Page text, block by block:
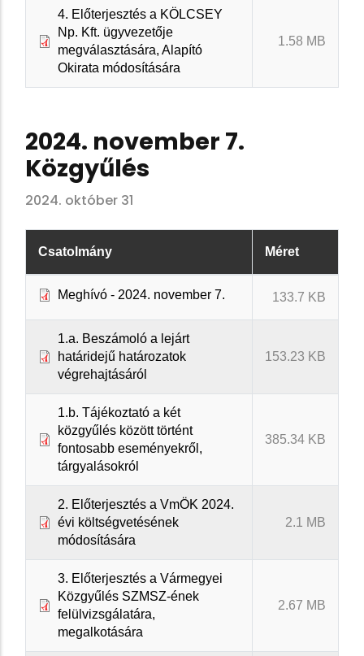
4. Előterjesztés a KÖLCSEY
Np. Kft. ügyvezetője
megválasztására, Alapító
Okirata módosítására
1.58 MB
2024. november 7.
Közgyűlés
2024. október 31
Csatolmány Méret
Meghívó - 2024. november 7. 133.7 KB
1.a. Beszámoló a lejárt
határidejű határozatok
végrehajtásáról
153.23 KB
1.b. Tájékoztató a két
közgyűlés között történt
fontosabb eseményekről,
tárgyalásokról
385.34 KB
2. Előterjesztés a VmÖK 2024.
évi költségvetésének
módosítására
2.1 MB
3. Előterjesztés a Vármegyei
Közgyűlés SZMSZ-ének
felülvizsgálatára,
megalkotására
2.67 MB